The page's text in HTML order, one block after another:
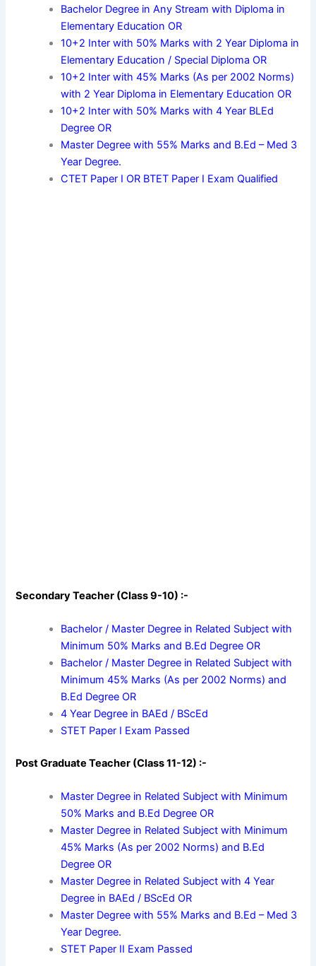
Bachelor Degree in Any Stream with Diploma in
Elementary Education OR
10+2 Inter with 50% Marks with 2 Year Diploma in
Elementary Education / Special Diploma OR
10+2 Inter with 45% Marks (As per 2002 Norms)
with 2 Year Diploma in Elementary Education OR
10+2 Inter with 50% Marks with 4 Year BLEd
Degree OR
Master Degree with 55% Marks and B.Ed – Med 3
Year Degree.
CTET Paper I OR BTET Paper I Exam Qualified
Secondary Teacher (Class 9-10) :-
Bachelor / Master Degree in Related Subject with
Minimum 50% Marks and B.Ed Degree OR
Bachelor / Master Degree in Related Subject with
Minimum 45% Marks (As per 2002 Norms) and
B.Ed Degree OR
4 Year Degree in BAEd / BScEd
STET Paper I Exam Passed
Post Graduate Teacher (Class 11-12) :-
Master Degree in Related Subject with Minimum
50% Marks and B.Ed Degree OR
Master Degree in Related Subject with Minimum
45% Marks (As per 2002 Norms) and B.Ed
Degree OR
Master Degree in Related Subject with 4 Year
Degree in BAEd / BScEd OR
Master Degree with 55% Marks and B.Ed – Med 3
Year Degree.
STET Paper II Exam Passed